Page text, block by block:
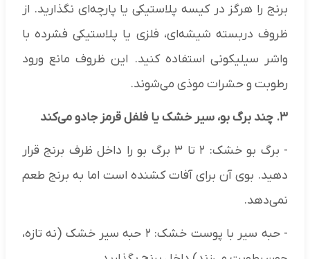
برنج را هرگز در کیسه پلاستیکی یا پارچه‌ای نگذارید. از
ظروف دربسته شیشه‌ای، فلزی یا پلاستیکی فشرده با
واشر سیلیکونی استفاده کنید. این ظروف مانع ورود
رطوبت و حشرات موذی می‌شوند.
۳. چند برگ بو، سیر خشک یا فلفل قرمز جادو می‌کند
- برگ بو خشک: ۲ تا ۳ برگ بو را داخل ظرف برنج قرار
دهید. بوی آن برای آفات کشنده است اما به برنج طعم
نمی‌دهد.
- حبه سیر با پوست خشک: ۲ حبه سیر خشک (نه تازه،